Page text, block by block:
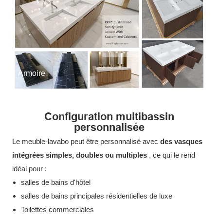
Armoire
Configuration multibassin
personnalisée
Le meuble-lavabo peut être personnalisé avec des vasques
intégrées simples, doubles ou multiples , ce qui le rend
idéal pour :
salles de bains d'hôtel
salles de bains principales résidentielles de luxe
Toilettes commerciales